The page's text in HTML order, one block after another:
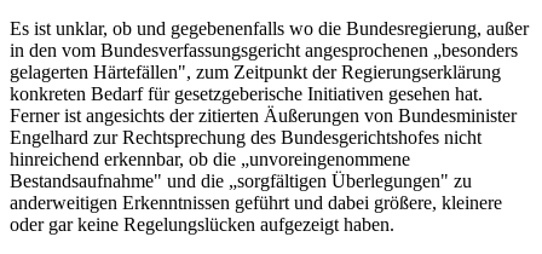
Es ist unklar, ob und gegebenenfalls wo die Bundesregierung, außer
in den vom Bundesverfassungsgericht angesprochenen „besonders
gelagerten Härtefällen", zum Zeitpunkt der Regierungserklärung
konkreten Bedarf für gesetzgeberische Initiativen gesehen hat.
Ferner ist angesichts der zitierten Äußerungen von Bundesminister
Engelhard zur Rechtsprechung des Bundesgerichtshofes nicht
hinreichend erkennbar, ob die „unvoreingenommene
Bestandsaufnahme" und die „sorgfältigen Überlegungen" zu
anderweitigen Erkenntnissen geführt und dabei größere, kleinere
oder gar keine Regelungslücken aufgezeigt haben.